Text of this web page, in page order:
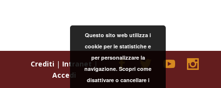
Crediti| Intranet |
Accedi
Questo sito web utilizza i
cookie per le statistiche e
per personalizzare la
navigazione. Scopri come
disattivare o cancellare i